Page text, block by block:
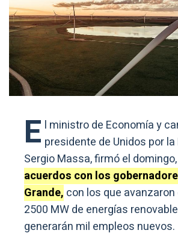
E l ministro de Economía y
presidente de Unidos por la
Sergio Massa, firmó el
acuerdos con los
Grande, con los que
2500 MW de energías
generarán mil empleos nuevos.